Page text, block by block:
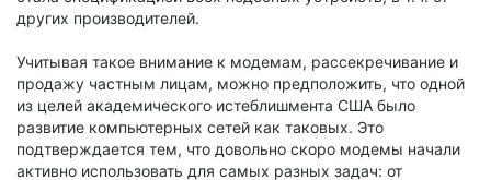
других производителей.
Учитывая такое внимание к модемам, рассекречивание и
продажу частным лицам, можно предположить, что одной
из целей академического истеблишмента США было
развитие компьютерных сетей как таковых. Это
подтверждается тем, что довольно скоро модемы начали
активно использовать для самых разных задач: от